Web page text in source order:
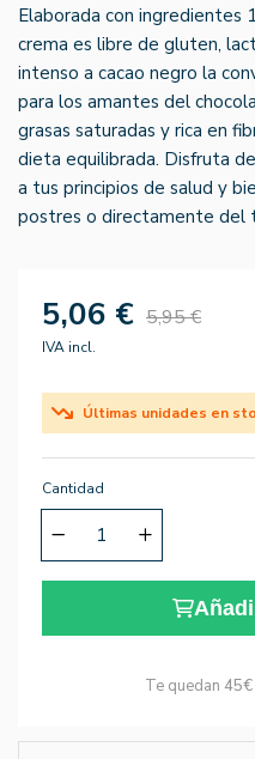
Elaborada con ingredientes
crema es libre de gluten,
intenso a cacao negro la
para los amantes del
grasas saturadas y rica en
dieta equilibrada. Disfruta
a tus principios de salud y
postres o directamente del
5,06 € 5,95 €
IVA incl.
Últimas unidades en
Cantidad
Te quedan 45€